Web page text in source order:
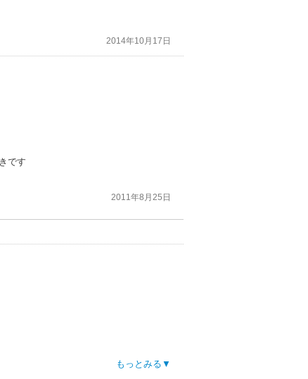
2014年10月17日
です
2011年8月25日
もっとみる▼